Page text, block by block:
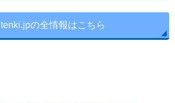
tenki.jpの全情報はこちら